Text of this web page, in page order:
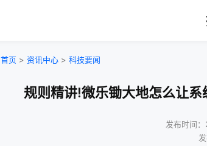
首页 > 资讯中心 > 科技要闻
规则精讲!微乐锄大地怎么让
发布时间